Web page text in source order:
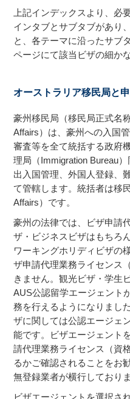
上記インデックスより、必
インタブとサブタブがあり
と、各テーマに沿ったサブ
ページにて該当ビザの細か
オーストラリア移民局と
豪州移民局（移民局正式名
Affairs）は、豪州への入国
審査等を全て統括する政府
理局（Immigration Bureau
出入国管理、外国人登録、
て管轄します。統括者は移
Affairs）です。
豪州の法律では、ビザ申請
ザ・ビジネスビザはもちろ
ワーキングホリディビザの
ザ申請代理業務ライセンス
きません。観光ビザ・学生
AUS公認留学エージェント
務を行えるようになりまし
ザに関しては公認エージェ
能です。ビザエージェント
請代理業務ライセンス（資
るかご確認されることをお
無登録業者が横行しており